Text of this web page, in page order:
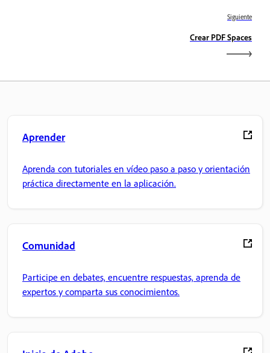
Siguiente
Crear PDF Spaces
Aprender
Aprenda con tutoriales en vídeo paso a paso y orientación
práctica directamente en la aplicación.
Comunidad
Participe en debates, encuentre respuestas, aprenda de
expertos y comparta sus conocimientos.